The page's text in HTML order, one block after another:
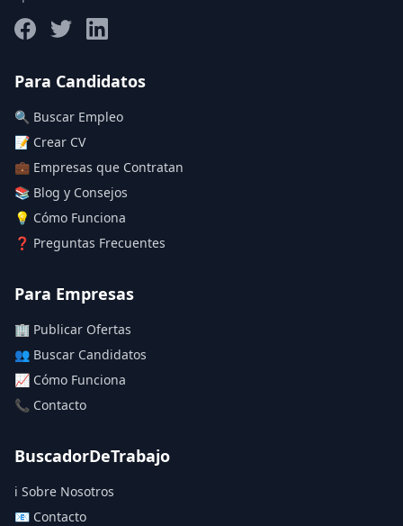
Deja vacío para "sin límite"
Aplicar filtros
Para Candidatos
🔍 Buscar Empleo
📝 Crear CV
💼 Empresas que Contratan
📚 Blog y Consejos
💡 Cómo Funciona
❓ Preguntas Frecuentes
Para Empresas
🏢 Publicar Ofertas
👥 Buscar Candidatos
📈 Cómo Funciona
📞 Contacto
BuscadorDeTrabajo
ℹ️ Sobre Nosotros
📧 Contacto